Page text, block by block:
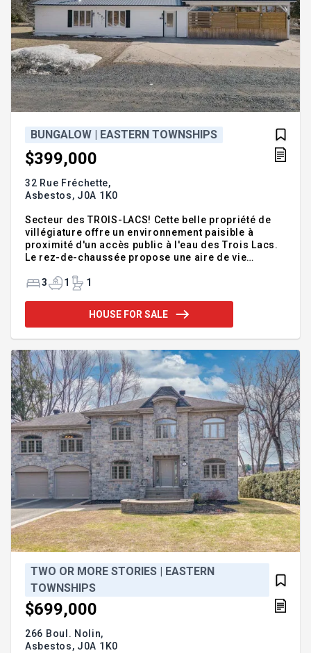
BUNGALOW | EASTERN TOWNSHIPS
$399,000
32 Rue Fréchette,
Asbestos, J0A 1K0
Secteur des TROIS-LACS! Cette belle propriété de
villégiature offre un environnement paisible à
proximité d'un accès public à l'eau des Trois Lacs.
Le rez-de-chaussée propose une aire de vie
avec poêle au bois. Trois chambres s'y trouvent,
attenante aux deux autres chambres et une salle de
bains avec douche, tout meublé. Vaste terrain
ou recevoir. Location à court rentable. Situé entre
Québec e
3 1 1
HOUSE FOR SALE
TWO OR MORE STORIES | EASTERN
TOWNSHIPS
$699,000
266 Boul. Nolin,
Asbestos, J0A 1K0